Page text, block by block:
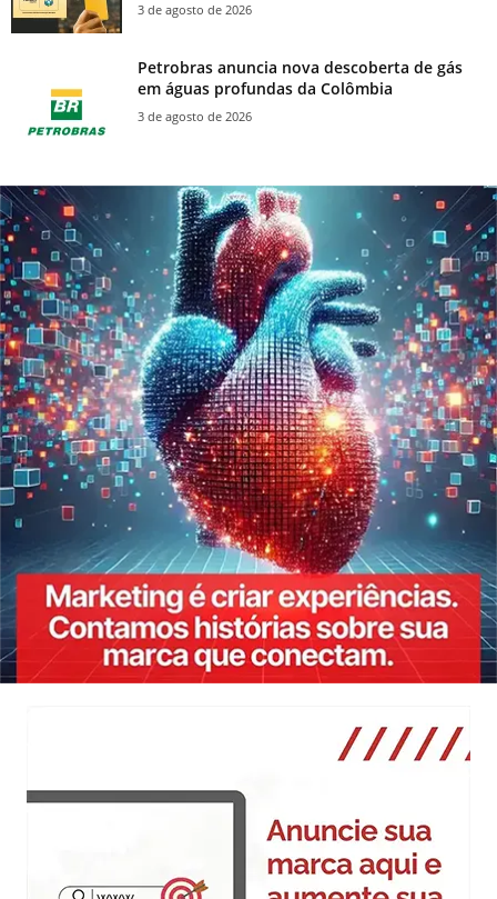
3 de agosto de 2026
Petrobras anuncia nova descoberta de gás
em águas profundas da Colômbia
3 de agosto de 2026